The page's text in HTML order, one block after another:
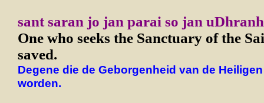
sant saran jo jan parai so jan
One who seeks the Sanctuary of the
saved.
Degene die de Geborgenheid van de
worden.